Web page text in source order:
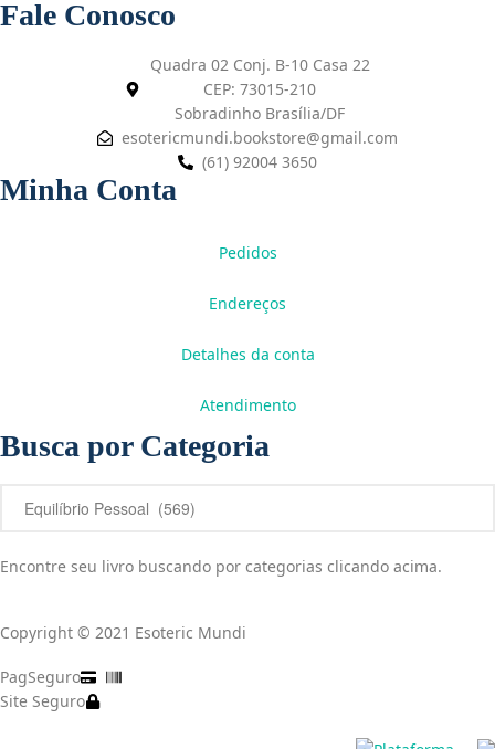
Fale Conosco
Quadra 02 Conj. B-10 Casa 22
CEP: 73015-210
Sobradinho Brasília/DF
esotericmundi.bookstore@gmail.com
(61) 92004 3650
Minha Conta
Pedidos
Endereços
Detalhes da conta
Atendimento
Busca por Categoria
Encontre seu livro buscando por categorias clicando acima.
Copyright © 2021 Esoteric Mundi
PagSeguro
Site Seguro